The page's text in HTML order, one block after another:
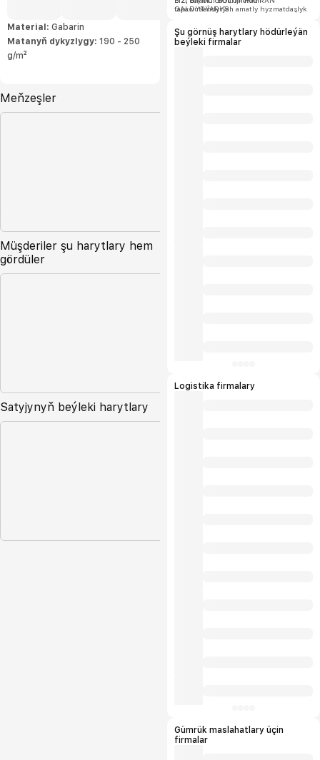
Material: Gabarin
Matanyň dykyzlygy: 190 - 250
g/m²
Meňzeşler
Müşderiler şu harytlary hem
gördüler
Satyjynyň beýleki harytlary
tapawutlandyrýan amatly hyzmatdaşlyk
GALDYRÝARYS!
Şu görnüş harytlary hödürleýän
beýleki firmalar
Logistika firmalary
Gümrük maslahatlary üçin
firmalar